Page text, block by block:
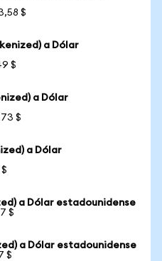
$
a Dólar
$
a Dólar
$
a Dólar
a Dólar estadounidense
$
a Dólar estadounidense
$